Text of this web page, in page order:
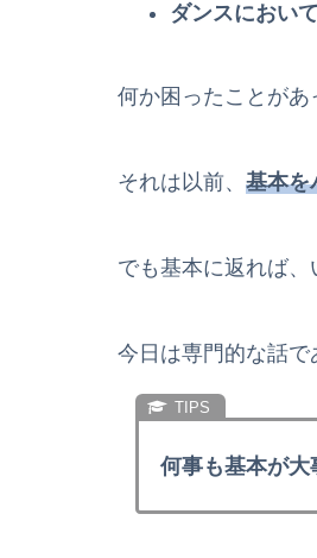
ダンスにおい
何か困ったことがあ
それは以前、 基本を
でも基本に返れば、
今日は専門的な話で
何事も基本が大